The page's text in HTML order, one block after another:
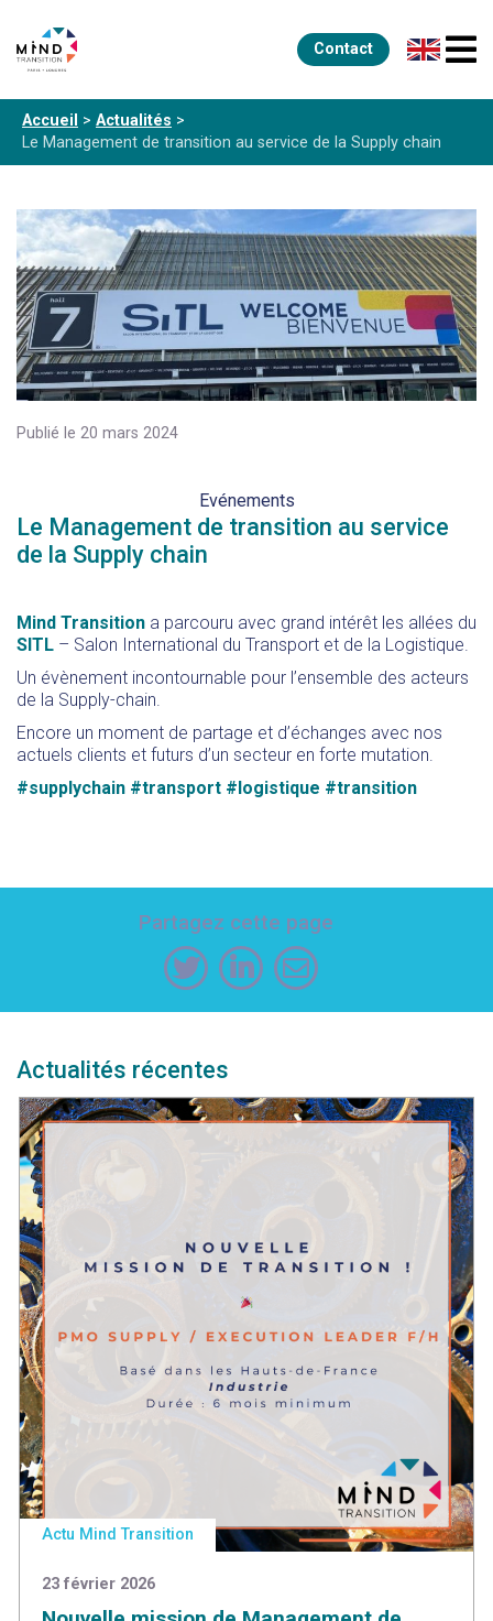
Contact
Accueil > Actualités >
Le Management de transition au service de la Supply chain
Publié le 20 mars 2024
Evénements
Le Management de transition au service
de la Supply chain
Mind Transition a parcouru avec grand intérêt les allées du
SITL – Salon International du Transport et de la Logistique.
Un évènement incontournable pour l’ensemble des acteurs
de la Supply-chain.
Encore un moment de partage et d’échanges avec nos
actuels clients et futurs d’un secteur en forte mutation.
#supplychain #transport #logistique #transition
Partagez cette page
Actualités récentes
Actu Mind Transition
23 février 2026